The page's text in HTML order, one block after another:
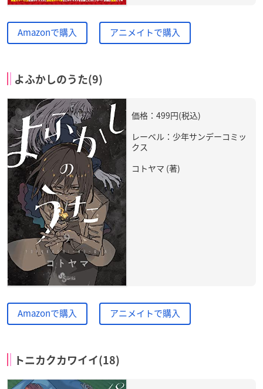
Amazonで購入 アニメイトで購入
よふかしのうた(9)
価格：499円(税込)
レーベル：少年サンデーコミッ
クス
コトヤマ (著)
Amazonで購入 アニメイトで購入
トニカクカワイイ(18)